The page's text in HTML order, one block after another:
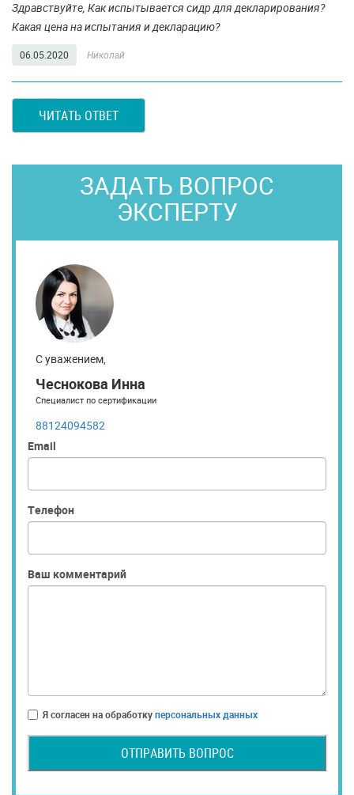
Здравствуйте, Как испытывается сидр для декларирования?
Какая цена на испытания и декларацию?
06.05.2020 Николай
ЧИТАТЬ ОТВЕТ
ЗАДАТЬ ВОПРОС
ЭКСПЕРТУ
С уважением,
Чеснокова Инна
Специалист по сертификации
88124094582
Email
Телефон
Ваш комментарий
Я согласен на обработкуперсональных данных
ОТПРАВИТЬ ВОПРОС